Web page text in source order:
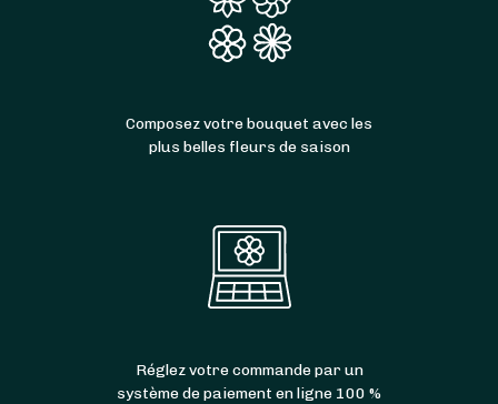
Composez votre bouquet avec les
plus belles fleurs de saison
Réglez votre commande par un
système de paiement en ligne 100 %